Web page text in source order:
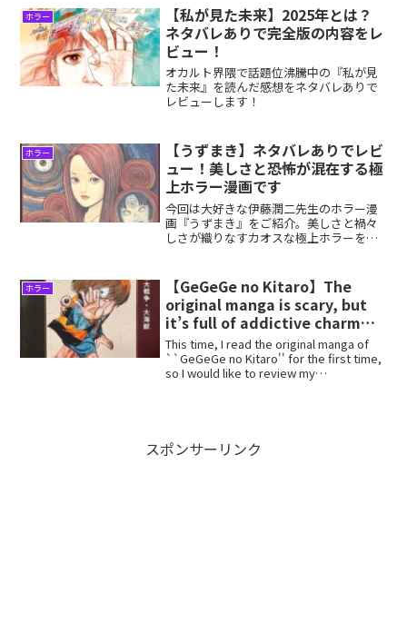
ト：逃亡禁止】はこんな人にオススメ人
間の闇が好きな人不気味な怪...
ホラー
【私が見た未来】2025年とは？
ネタバレありで完全版の内容をレ
ビュー！
オカルト界隈で話題位沸騰中の『私が見
た未来』を読んだ感想をネタバレありで
レビューします！
ホラー
【うずまき】ネタバレありでレビ
ュー！美しさと恐怖が混在する極
上ホラー漫画です
今回は大好きな伊藤潤二先生のホラー漫
画『うずまき』をご紹介。美しさと禍々
しさが織りなすカオスな極上ホラーをぜ
きな人美しい主人公が好きな人陰鬱とし
た不穏な街の描写が好きな...
ホラー
【GeGeGe no Kitaro】The
original manga is scary, but
it’s full of addictive charm
and is recommended.
This time, I read the original manga of
``GeGeGe no Kitaro'' for the first time,
so I would like to review my
スポンサーリンク